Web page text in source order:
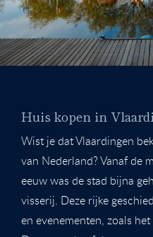
Huis kopen in
Wist je dat Vlaardingen
van Nederland? Vanaf de
eeuw was de stad bijna
visserij. Deze rijke
en evenementen, zoals